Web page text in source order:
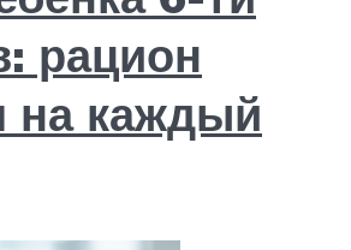
рацион
на каждый